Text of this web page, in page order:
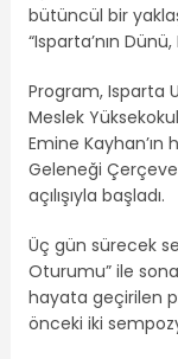
bütüncül bir
“Isparta’nın
Program, Isparta
Meslek
Emine Kayhan’ın
Geleneği
açılışıyla başladı.
Üç gün sürecek
Oturumu” ile sona
hayata geçirilen
önceki iki